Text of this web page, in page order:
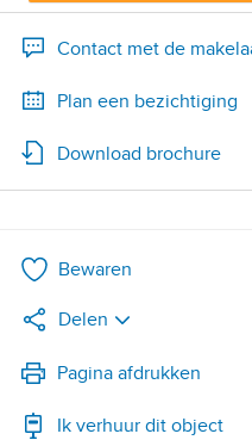
Contact met de
Plan een bezichtiging
Download brochure
Bewaren
Delen
LinkedIn
WhatsApp
Pagina afdrukken
Ik verhuur dit object